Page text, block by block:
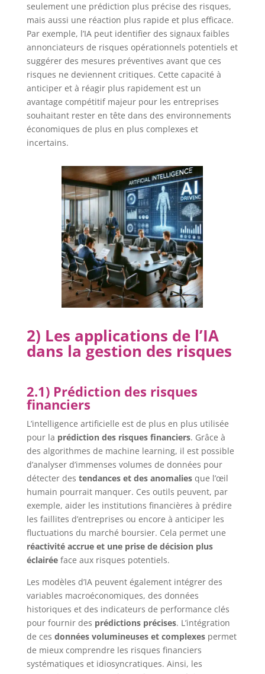
seulement une prédiction plus précise des risques,
mais aussi une réaction plus rapide et plus efficace.
Par exemple, l’IA peut identifier des signaux faibles
annonciateurs de risques opérationnels potentiels et
suggérer des mesures préventives avant que ces
risques ne deviennent critiques. Cette capacité à
anticiper et à réagir plus rapidement est un
avantage compétitif majeur pour les entreprises
souhaitant rester en tête dans des environnements
économiques de plus en plus complexes et
incertains.
2) Les applications de l’IA
dans la gestion des risques
2.1) Prédiction des risques
financiers
L’intelligence artificielle est de plus en plus utilisée
pour la prédiction des risques financiers. Grâce à
des algorithmes de machine learning, il est possible
d’analyser d’immenses volumes de données pour
détecter des tendances et des anomaliesque l’œil
humain pourrait manquer. Ces outils peuvent, par
exemple, aider les institutions financières à prédire
les faillites d’entreprises ou encore à anticiper les
fluctuations du marché boursier. Cela permet une
réactivité accrue et une prise de décision plus
éclairéeface aux risques potentiels.
Les modèles d’IA peuvent également intégrer des
variables macroéconomiques, des données
historiques et des indicateurs de performance clés
pour fournir des prédictions précises. L’intégration
de ces données volumineuses et complexespermet
de mieux comprendre les risques financiers
systématiques et idiosyncratiques. Ainsi, les